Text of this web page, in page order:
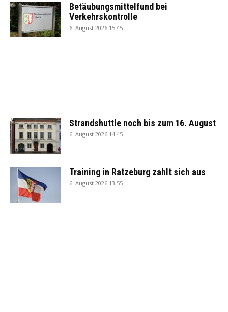
Betäubungsmittelfund bei
Verkehrskontrolle
6. August 2026 15:45
Strandshuttle noch bis zum 16. August
6. August 2026 14:45
Training in Ratzeburg zahlt sich aus
6. August 2026 13:55